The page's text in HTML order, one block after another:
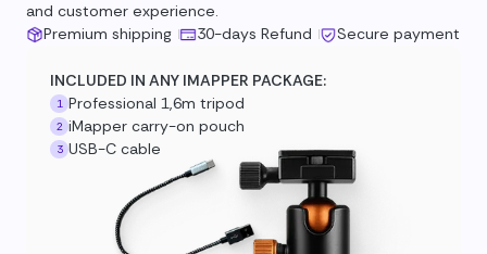
and customer experience.
Premium shipping
30-days Refund Secure payment
INCLUDED IN ANY IMAPPER PACKAGE:
1 Professional 1,6m tripod
2 iMapper carry-on pouch
3 USB-C cable